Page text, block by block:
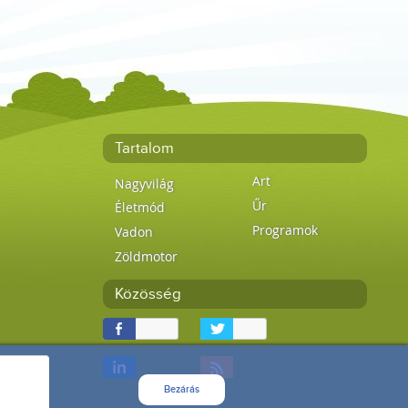
Bezárás
Tartalom
Nagyvilág
Életmód
Vadon
Zöldmotor
Art
Űr
Programok
Közösség